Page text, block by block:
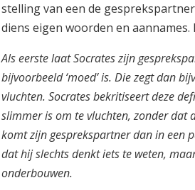
stelling van een de
diens eigen woorden en
Als eerste laat Socrates zijn
bijvoorbeeld ‘moed’ is. Die zegt dan
vluchten. Socrates bekritiseert deze
slimmer is om te vluchten, zonder
komt zijn gesprekspartner dan in een
dat hij slechts denkt iets te weten,
onderbouwen.